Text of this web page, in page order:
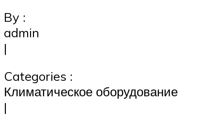
By :
admin
|
Categories :
Климатическое оборудование
|